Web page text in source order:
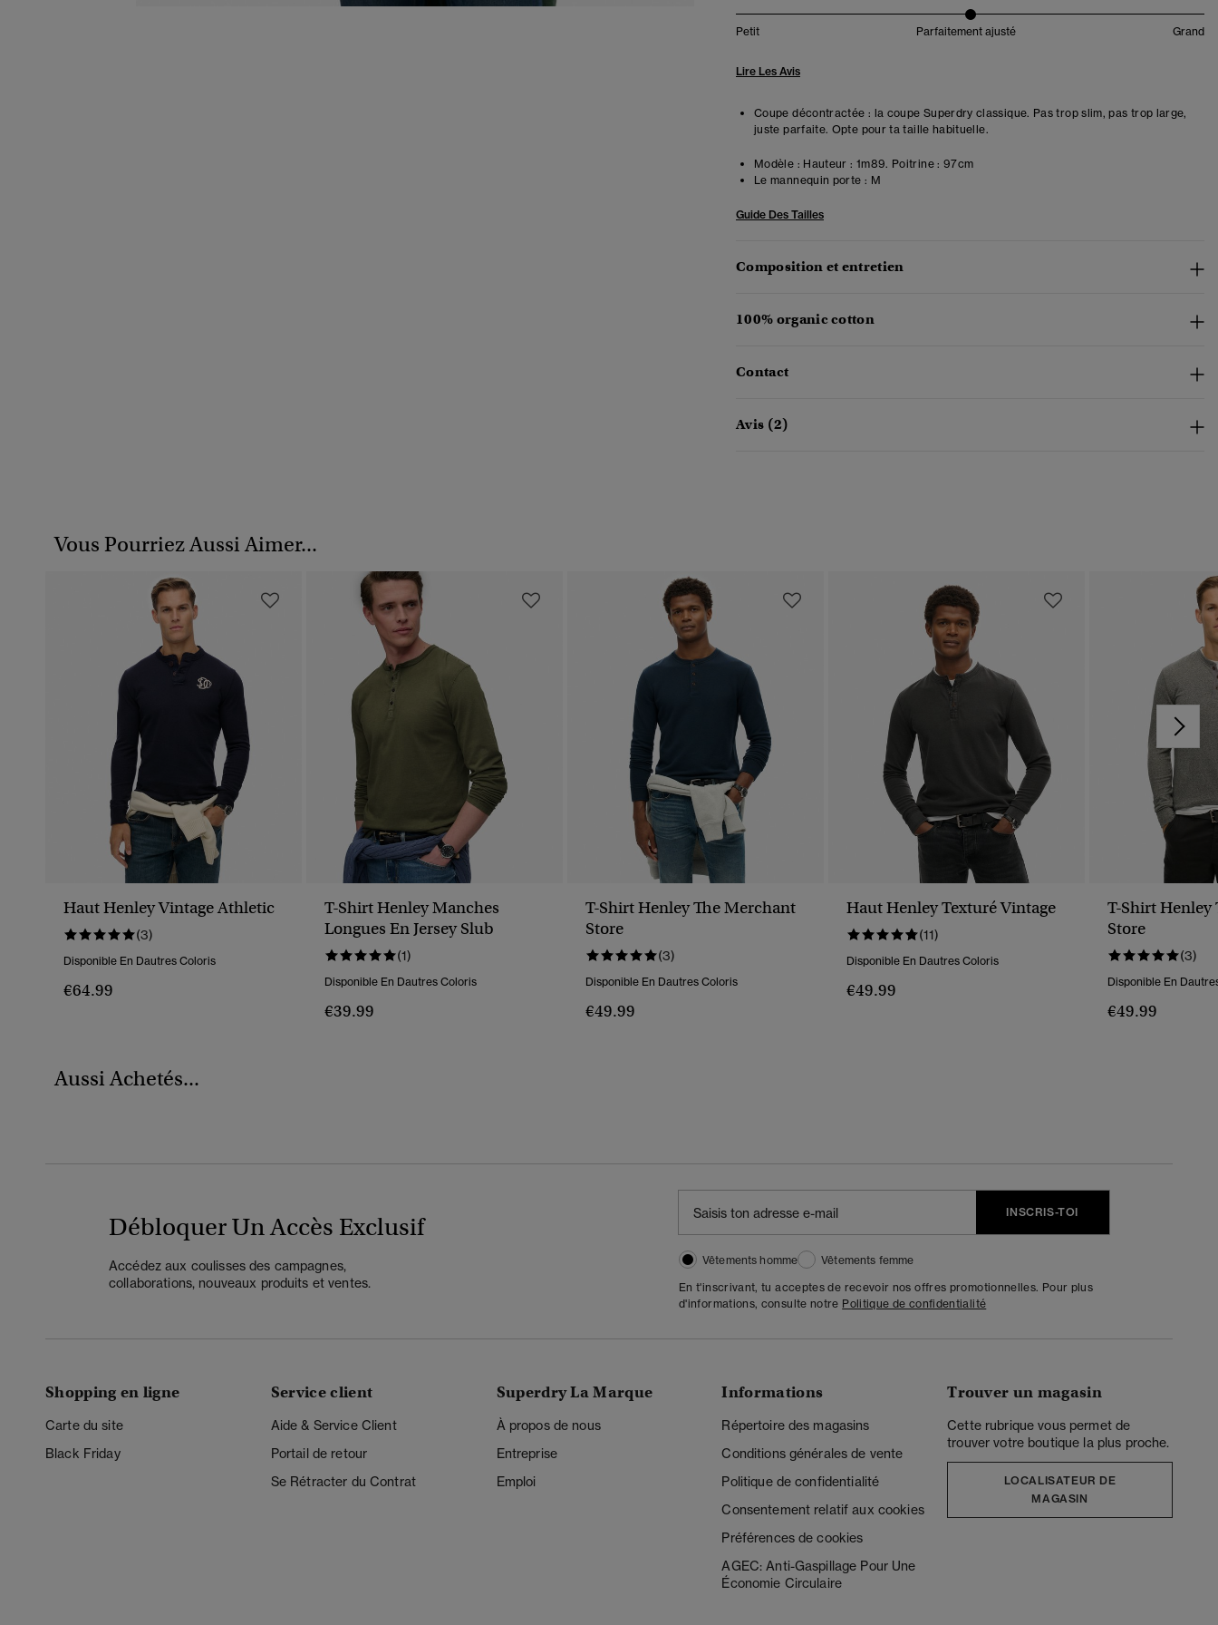
Petit Parfaitement ajusté Grand
Lire Les Avis
Coupe décontractée : la coupe Superdry classique. Pas trop slim, pas trop large,
juste parfaite. Opte pour ta taille habituelle.
Modèle : Hauteur : 1m89. Poitrine : 97cm
Le mannequin porte : M
Guide Des Tailles
Composition et entretien
100% organic cotton
Contact
Avis (2)
Vous Pourriez Aussi Aimer...
Haut Henley Vintage Athletic
(3)
Disponible En Dautres Coloris
€64.99
T-Shirt Henley Manches
Longues En Jersey Slub
(1)
Disponible En Dautres Coloris
€39.99
T-Shirt Henley The Merchant
Store
(3)
Disponible En Dautres Coloris
€49.99
Haut Henley Texturé Vintage
(11)
Disponible En Dautres Coloris
€49.99
T-Shirt
Store
(3)
Disponible En
€49.99
Aussi Achetés...
Débloquer Un Accès Exclusif
Accédez aux coulisses des campagnes,
collaborations, nouveaux produits et ventes.
INSCRIS-TOI
Vêtements homme
Vêtements femme
En t'inscrivant, tu acceptes de recevoir nos offres promotionnelles. Pour plus
d'informations, consulte notre Politique de confidentialité
Shopping en ligne
Carte du site
Black Friday
Service client
Aide & Service Client
Portail de retour
Se Rétracter du Contrat
Superdry La Marque
À propos de nous
Entreprise
Emploi
Informations
Répertoire des magasins
Conditions générales de vente
Politique de confidentialité
Consentement relatif aux cookies
Préférences de cookies
AGEC: Anti-Gaspillage Pour Une
Économie Circulaire
Trouver un magasin
Cette rubrique vous permet de
trouver votre boutique la plus proche.
LOCALISATEUR DE
MAGASIN